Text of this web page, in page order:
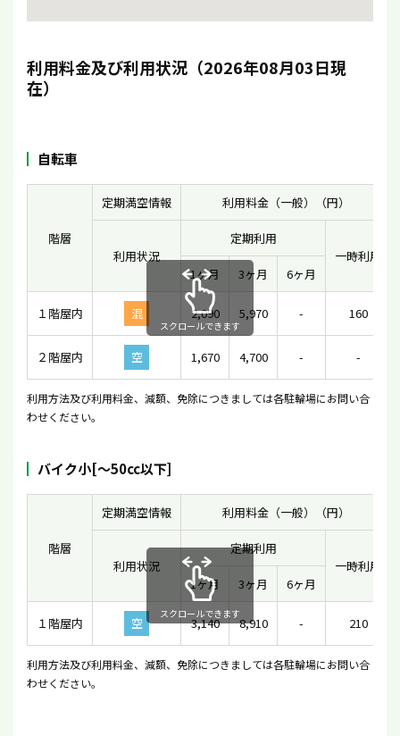
利用料金及び利用状況（2026年08月03日現
在）
自転車
階層
定期満空情報 利用料金（一般）（円）
利用状況
定期利用
一時利用
1ヶ月
3ヶ月 6ヶ月
１階屋内 混 2,090 5,970 - 160
２階屋内 空 1,670 4,700 - -
スクロールできます
利用方法及び利用料金、減額、免除につきましては各駐輪場にお問い合
わせください。
バイク小[〜50cc以下]
階層
定期満空情報 利用料金（一般）（円）
利用状況
定期利用
一時利用
1ヶ月
3ヶ月 6ヶ月
１階屋内 空 3,140 8,910 - 210
スクロールできます
利用方法及び利用料金、減額、免除につきましては各駐輪場にお問い合
わせください。